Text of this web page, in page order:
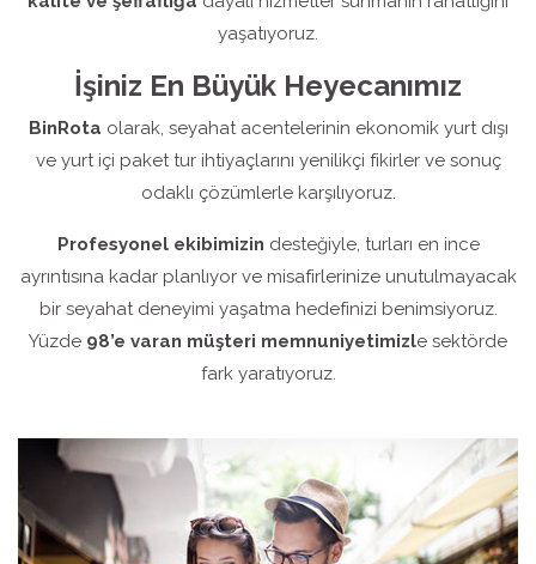
yaşatıyoruz.
İşiniz En Büyük Heyecanımız
BinRota olarak, seyahat acentelerinin ekonomik yurt dışı
ve yurt içi paket tur ihtiyaçlarını yenilikçi fikirler ve sonuç
odaklı çözümlerle karşılıyoruz.
Profesyonel ekibimizin desteğiyle, turları en ince
ayrıntısına kadar planlıyor ve misafirlerinize unutulmayacak
bir seyahat deneyimi yaşatma hedefinizi benimsiyoruz.
Yüzde 98’e varan müşteri memnuniyetimizle sektörde
fark yaratıyoruz.